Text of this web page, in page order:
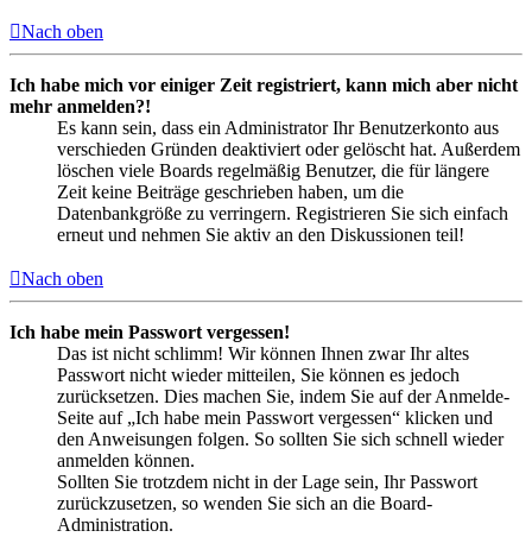
Nach oben
Ich habe mich vor einiger Zeit registriert, kann mich aber nicht
mehr anmelden?!
Es kann sein, dass ein Administrator Ihr Benutzerkonto aus
verschieden Gründen deaktiviert oder gelöscht hat. Außerdem
löschen viele Boards regelmäßig Benutzer, die für längere
Zeit keine Beiträge geschrieben haben, um die
Datenbankgröße zu verringern. Registrieren Sie sich einfach
erneut und nehmen Sie aktiv an den Diskussionen teil!
Nach oben
Ich habe mein Passwort vergessen!
Das ist nicht schlimm! Wir können Ihnen zwar Ihr altes
Passwort nicht wieder mitteilen, Sie können es jedoch
zurücksetzen. Dies machen Sie, indem Sie auf der Anmelde-
Seite auf „Ich habe mein Passwort vergessen“ klicken und
den Anweisungen folgen. So sollten Sie sich schnell wieder
anmelden können.
Sollten Sie trotzdem nicht in der Lage sein, Ihr Passwort
zurückzusetzen, so wenden Sie sich an die Board-
Administration.